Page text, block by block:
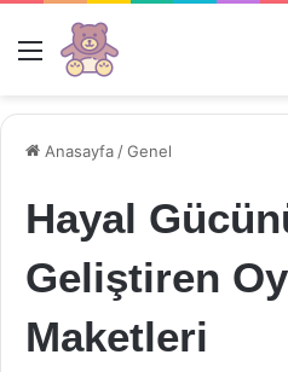
Menü
Anasayfa /Genel
Hayal
Geliştiren
Maketleri